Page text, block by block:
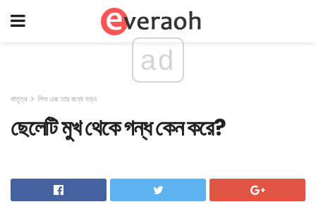
ad
মাতৃত্ব শিশু এবং তার জন্য যত্ন
ছেলেটি মুখ থেকে গন্ধ কেন করে?